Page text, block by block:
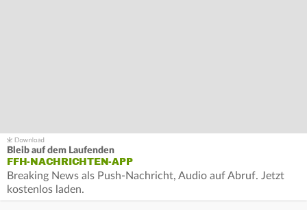
Bleib auf dem Laufenden
FFH-NACHRICHTEN-APP
Breaking News als Push-Nachricht, Audio auf Abruf. Jetzt
kostenlos laden.